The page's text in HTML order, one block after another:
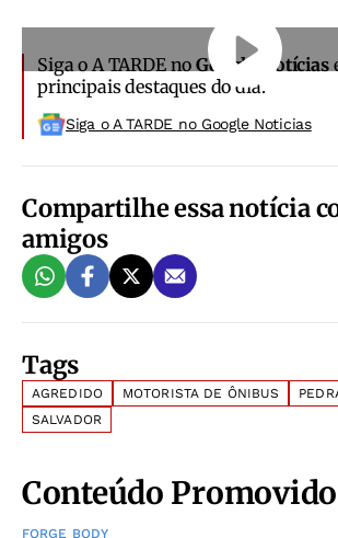
Siga o A TARDE noGoogle Notícias
principais destaques do dia.
Siga o A TARDE no Google Noticias
Compartilhe essa notícia
amigos
Tags
AGREDIDO MOTORISTA DE ÔNIBUS
SALVADOR